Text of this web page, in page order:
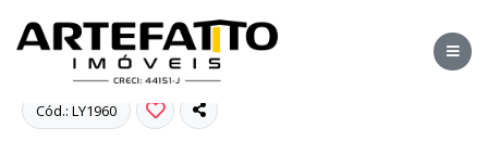
Cód.: LY1960